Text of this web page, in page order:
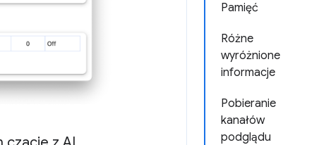
Pamięć
Różne
wyróżnione
informacje
Pobieranie
kanałów
podglądu